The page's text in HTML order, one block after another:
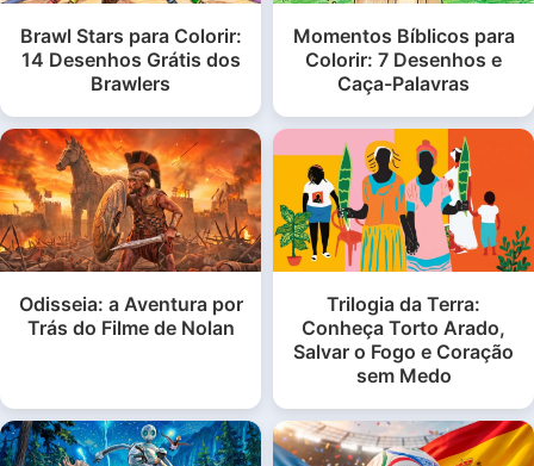
Brawl Stars para Colorir:
14 Desenhos Grátis dos
Brawlers
Momentos Bíblicos para
Colorir: 7 Desenhos e
Caça-Palavras
Odisseia: a Aventura por
Trás do Filme de Nolan
Trilogia da Terra:
Conheça Torto Arado,
Salvar o Fogo e Coração
sem Medo